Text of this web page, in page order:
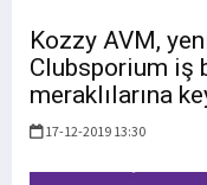
Kozzy AVM,
Clubsporium iş
meraklılarına
17-12-2019 13:30